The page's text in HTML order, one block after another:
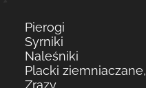
Pierogi
Syrniki
Naleśniki
Placki ziemniaczane,
Zrazy